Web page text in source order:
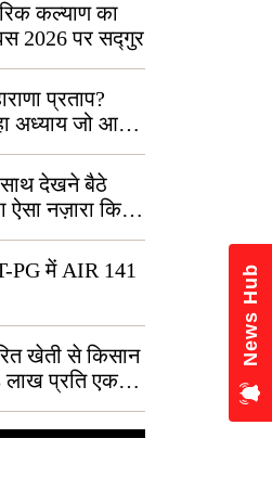
कल्याण का
2026 पर सद्गुर
प्रताप?
अध्याय जो आज
साथ देखने बैठे
ऐसा नज़ारा कि
कर सकते हैं”
PG में AIR 141
खेती से किसान
प्रति एकड़
News Hub